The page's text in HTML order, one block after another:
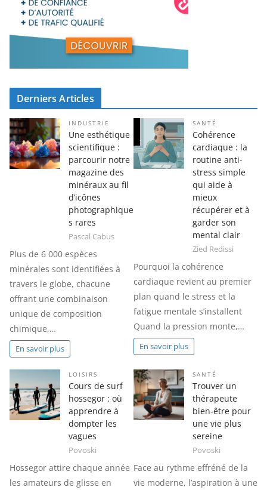
Derniers Articles
INDUSTRIE
Une esthétique
scientifique :
parcourir notre
magazine des
minéraux au fil
d’icônes
photographique
s rares
Pascal Cabus
Plus de 6 000 espèces
minérales sont identifiées à
travers le globe, chacune
offrant une combinaison
unique de composition
chimique,…
En savoir plus
SANTÉ
Cohérence
cardiaque : la
routine anti-
stress simple
qui aide à
mieux
récupérer et à
garder son
mental clair
Zied Redissi
Pourquoi la cohérence
cardiaque revient au premier
plan quand le stress et la
fatigue mentale s’installent
Quand la pression monte,…
En savoir plus
LOISIRS
Cours de surf
hossegor : où
apprendre à
dompter les
vagues
Povoski
Hossegor attire chaque année
les amateurs de glisse en
SANTÉ
Trouver un
thérapeute
bien-être pour
une vie plus
sereine
Povoski
Face au rythme effréné de la
vie moderne, l’aspiration à une